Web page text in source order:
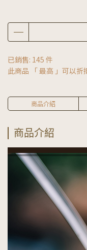
已銷售: 145 件
此商品 「 最高 」可以折
商品介紹
商品介紹